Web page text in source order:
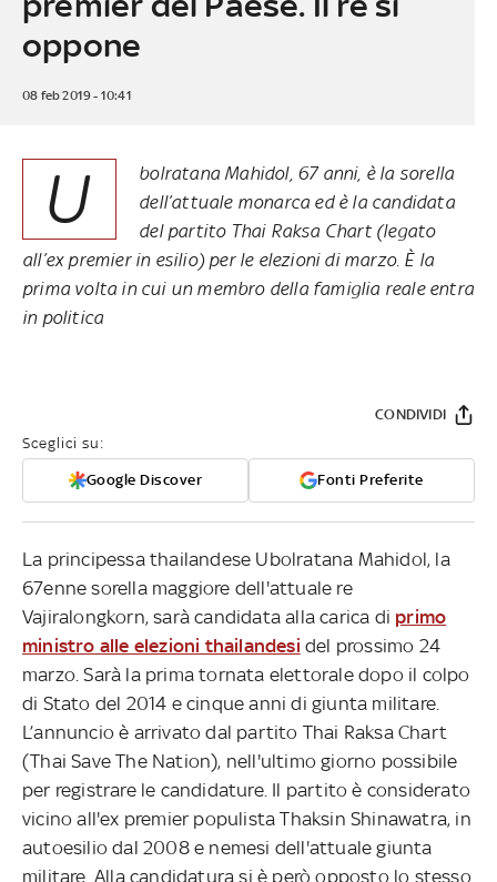
oppone
08 feb 2019 - 10:41
U
bolratana Mahidol, 67 anni, è la sorella
dell’attuale monarca ed è la candidata
del partito Thai Raksa Chart (legato
all’ex premier in esilio) per le elezioni di marzo. È la
prima volta in cui un membro della famiglia reale entra
in politica
Sceglici su:
Google Discover Fonti Preferite
CONDIVIDI
La principessa thailandese Ubolratana Mahidol, la
67enne sorella maggiore dell'attuale re
Vajiralongkorn, sarà candidata alla carica di primo
ministro alle elezioni thailandesi del prossimo 24
marzo. Sarà la prima tornata elettorale dopo il colpo
di Stato del 2014 e cinque anni di giunta militare.
L’annuncio è arrivato dal partito Thai Raksa Chart
(Thai Save The Nation), nell'ultimo giorno possibile
per registrare le candidature. Il partito è considerato
vicino all'ex premier populista Thaksin Shinawatra, in
autoesilio dal 2008 e nemesi dell'attuale giunta
militare. Alla candidatura si è però opposto lo stesso